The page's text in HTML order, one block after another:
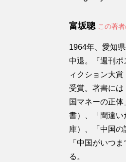
富坂聰 この著
1964年、愛知
中退。『週刊ポ
ィクション大
受賞。著書に
国マネーの正
書）、「間違
庫）、「中国の
「中国がいつ
る。